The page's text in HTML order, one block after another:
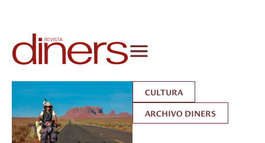
CULTURA
ARCHIVO DINERS